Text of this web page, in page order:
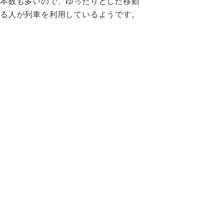
人が列車を利用しているようです。